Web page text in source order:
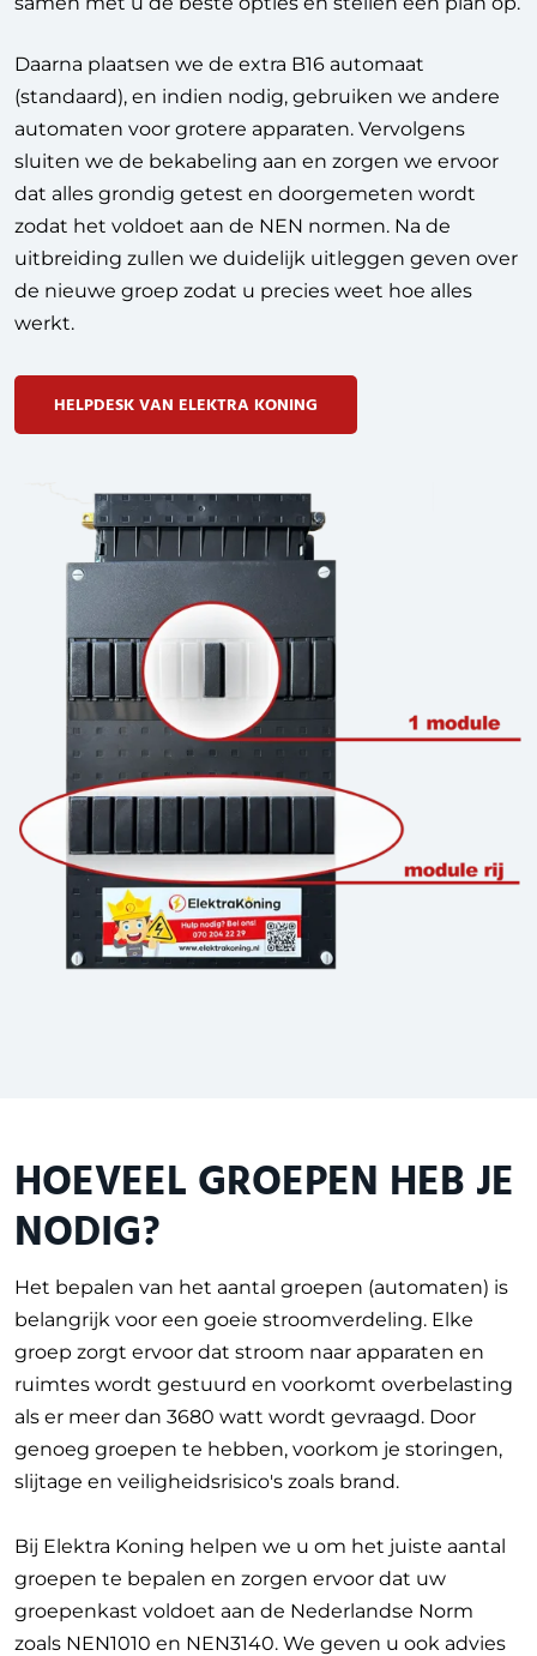
Daarna plaatsen we de extra B16 automaat
(standaard), en indien nodig, gebruiken we andere
automaten voor grotere apparaten. Vervolgens
sluiten we de bekabeling aan en zorgen we ervoor
dat alles grondig getest en doorgemeten wordt
zodat het voldoet aan de NEN normen. Na de
uitbreiding zullen we duidelijk uitleggen geven over
de nieuwe groep zodat u precies weet hoe alles
werkt.
HELPDESK VAN ELEKTRA KONING
HOEVEEL GROEPEN HEB JE
NODIG?
Het bepalen van het aantal groepen (automaten) is
belangrijk voor een goeie stroomverdeling. Elke
groep zorgt ervoor dat stroom naar apparaten en
ruimtes wordt gestuurd en voorkomt overbelasting
als er meer dan 3680 watt wordt gevraagd. Door
genoeg groepen te hebben, voorkom je storingen,
slijtage en veiligheidsrisico's zoals brand.
Bij Elektra Koning helpen we u om het juiste aantal
groepen te bepalen en zorgen ervoor dat uw
groepenkast voldoet aan de Nederlandse Norm
zoals NEN1010 en NEN3140. We geven u ook advies